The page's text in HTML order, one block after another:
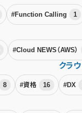
#Function Calling 1
#Cloud NEWS（AWS）
8 #資格 16
クラ
#DX